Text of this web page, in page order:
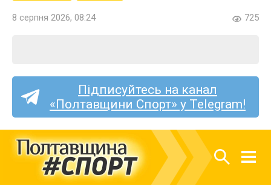
8 серпня 2026, 08:24 725
Підписуйтесь на канал
«Полтавщини Спорт» у Telegram!